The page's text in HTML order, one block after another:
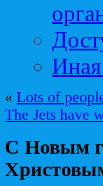
« Lots of
The Jets have
С Новым